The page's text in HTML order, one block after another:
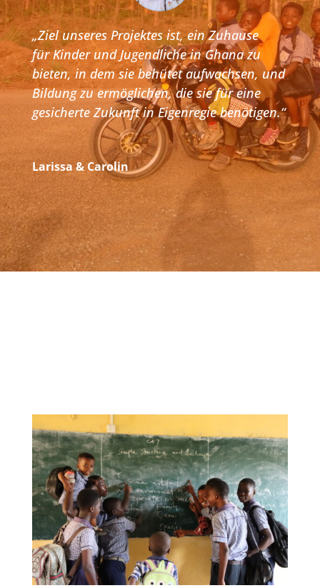
„Ziel unseres Projektes ist, ein Zuhause
für Kinder und Jugendliche in Ghana zu
bieten, in dem sie behütet aufwachsen, und
Bildung zu ermöglichen, die sie für eine
gesicherte Zukunft in Eigenregie benötigen.“
Larissa & Carolin